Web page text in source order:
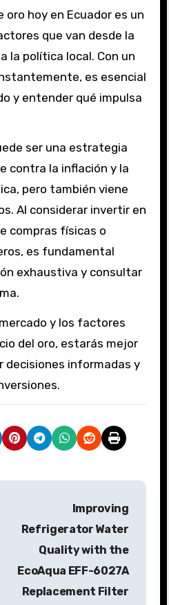
oro hoy en Ecuador es un
que van desde la
la política local. Con un
es esencial
y entender qué impulsa
ser una estrategia
contra la inflación y la
pero también viene
Al considerar invertir en
compras físicas o
es fundamental
exhaustiva y consultar
y los factores
del oro, estarás mejor
decisiones informadas y
Improving
Refrigerator Water
Quality with the
EcoAqua EFF-6027A
Replacement Filter